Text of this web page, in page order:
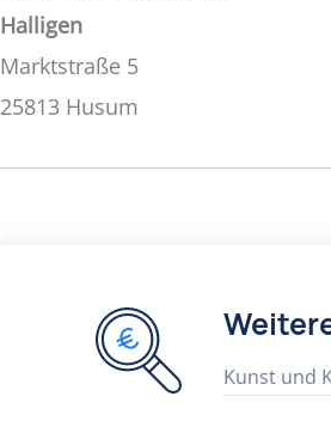
Halligen
Marktstraße 5
25813 Husum
Kunst und